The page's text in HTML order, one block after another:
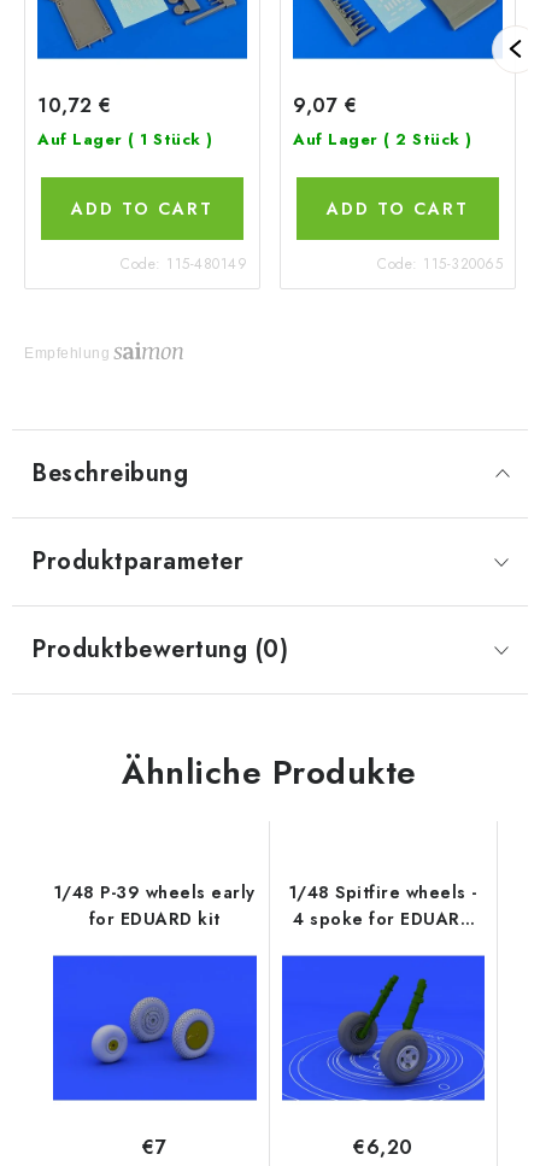
10,72 €
Auf Lager ( 1 Stück )
ADD TO CART
Code: 115-480149
9,07 €
Auf Lager ( 2 Stück )
ADD TO CART
Code: 115-320065
Empfehlung
Beschreibung
Produktparameter
Produktbewertung (0)
Ähnliche Produkte
1/48 P-39 wheels early
for EDUARD kit
€7
1/48 Spitfire wheels -
4 spoke for EDUARD
€6,20